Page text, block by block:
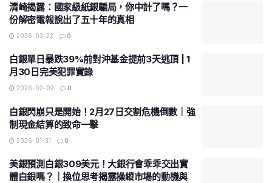
清崎揭露：國家級紙銀騙局，你中計了嗎？一
份解密電報說出了五十年的真相
2026-03-22 0
白銀單日暴跌39%前對沖基金提前3天逃頂 | 1
月30日完美犯罪實錄
2026-02-02 0
白銀閃崩只是開始！2月27日交割危機倒數｜強
制現金結算的致命一擊
2026-01-31 0
美銀預測白銀309美元！大銀行會乖乖交出實
體白銀嗎？｜換位思考揭露操縱市場的動機與